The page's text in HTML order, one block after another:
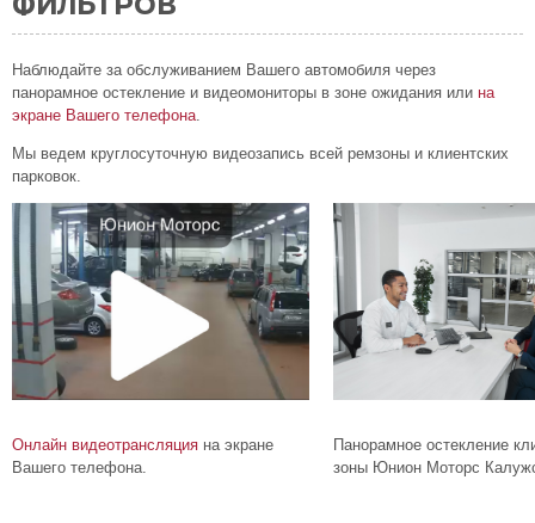
Наблюдайте за обслуживанием Вашего автомобиля через
панорамное остекление и видеомониторы в зоне ожидания или на
экране Вашего телефона.
Мы ведем круглосуточную видеозапись всей ремзоны и клиентских
парковок.
Онлайн видеотрансляция на экране
Вашего телефона.
Панорамное остекление
зоны Юнион Моторс